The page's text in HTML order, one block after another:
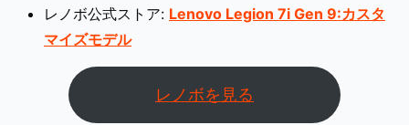
レノボ公式ストア: Lenovo Legion 7i Gen 9:カスタ
マイズモデル
レノボを見る